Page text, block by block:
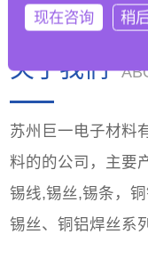
关于我们
苏州巨一电子材料
料的的公司，主要
锡线,锡丝,锡条，
锡丝、铜铝焊丝系
现在咨询 稍